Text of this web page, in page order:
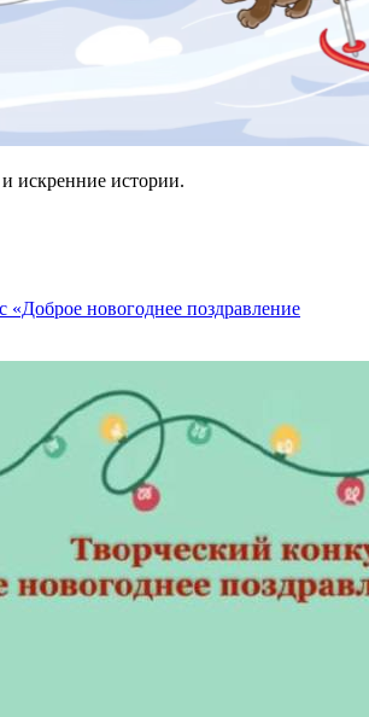
искренние истории.
«Доброе новогоднее поздравление